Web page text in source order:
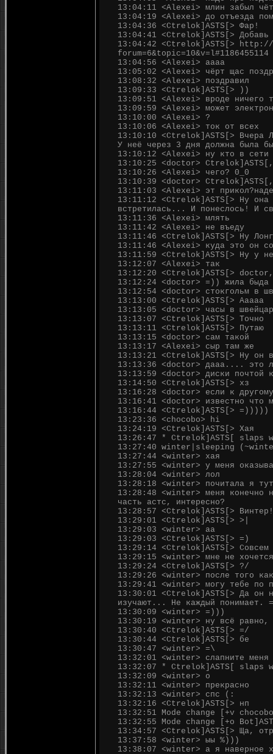
13:04:11 <Alexei> млин забыл чёт
13:04:19 <Alexei> до отъезда
13:04:36 <Ctrelok]ASTS[> Фар!
13:04:41 <Ctrelok]ASTS[> Добавь
13:04:42 <Ctrelok]ASTS[>
forum=6&topic=10&v=l#1186455114
13:04:56 <Alexei> аааа
13:05:02 <Alexei> чёрт щас
13:08:32 <Alexei> поздравил
13:09:33 <Ctrelok]ASTS[> ))
13:09:51 <Alexei> вроде ничего
13:09:59 <Alexei> может
13:10:00 <Alexei> ?
13:10:06 <Alexei> ток от всех
13:10:10 <Ctrelok]ASTS[> Вчера
У неё через 3 дня должна была
13:10:12 <Alexei> ну кто в сети
13:10:25 <doctor>
13:10:26 <Alexei> чего? 0_0
13:10:39 <doctor> Ctrelok]ASTS[,
13:11:03 <Alexei> эт
13:11:12 <Ctrelok]ASTS[> Ну она
встретилась... И понеслось! И
13:11:36 <Alexei> млять
13:11:42 <Alexei> не въеду
13:11:46 <Ctrelok]ASTS[> Ну
13:11:46 <Alexei> куда это он
13:11:59 <Ctrelok]ASTS[> Ну у
13:12:07 <Alexei> так
13:12:20 <Ctrelok]ASTS[>
13:12:24 <doctor> =)) жила быда
13:12:54 <doctor> стокгольм в
13:13:00 <Ctrelok]ASTS[> Ааааа
13:13:05 <doctor> часы в
13:13:07 <Ctrelok]ASTS[> Точно
13:13:11 <Ctrelok]ASTS[> Путаю
13:13:15 <doctor> сам такой
13:13:17 <Alexei> сыр там же
13:13:21 <Ctrelok]ASTS[> Ну он
13:13:36 <doctor> дааа.... это
13:13:59 <doctor> диски почтой
13:14:50 <Ctrelok]ASTS[> хз
13:16:28 <doctor> если к
13:16:41 <doctor> известно что
13:16:44 <Ctrelok]ASTS[> =)))))
13:23:36 <chocobo> hi
13:24:19 <Ctrelok]ASTS[> Хая
13:26:47 * Ctrelok]ASTS[ slaps
13:27:40 winter|sleeping
13:27:44 <winter> хая
13:27:55 <winter> у меня
13:28:04 <winter> лол
13:28:18 <winter> почитала я
13:28:48 <winter> меня конечно
часть астс, интересно?
13:28:57 <Ctrelok]ASTS[>
13:29:01 <Ctrelok]ASTS[> >|
13:29:03 <winter> аа
13:29:03 <Ctrelok]ASTS[> =)
13:29:14 <Ctrelok]ASTS[> Совсем
13:29:15 <winter> мне не
13:29:24 <Ctrelok]ASTS[> ?/
13:29:26 <winter> после того
13:29:41 <winter> могу тебе по
13:30:01 <Ctrelok]ASTS[> Да он
изучают... Не каждый понимает.
13:30:09 <winter> =)))
13:30:19 <winter> ну всё равно,
13:30:40 <Ctrelok]ASTS[> =/
13:30:44 <Ctrelok]ASTS[> бе
13:30:47 <winter> =\
13:32:01 <winter> слапните
13:32:07 * Ctrelok]ASTS[ slaps
13:32:09 <winter> о
13:32:11 <winter> прекрасно
13:32:13 <winter> спс (:
13:32:16 <Ctrelok]ASTS[> нп
13:32:51 Mode change [+v
13:32:55 Mode change [+o
13:34:57 <Ctrelok]ASTS[> Ща,
13:37:58 <winter> ыы %)))
13:38:07 <winter> а я наверное